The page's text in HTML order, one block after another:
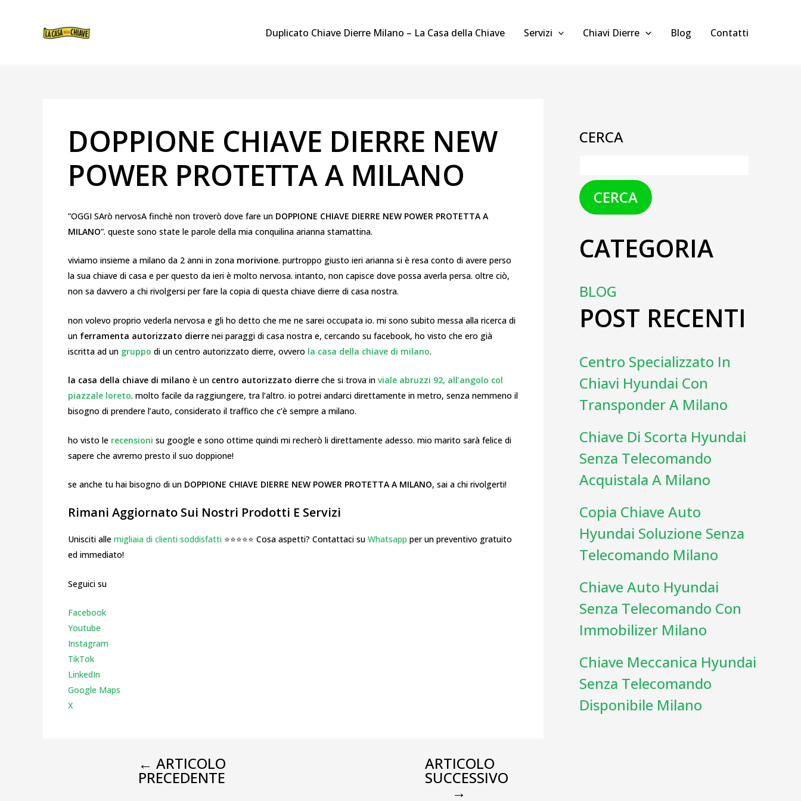
CONTENUTO
Duplicato Chiave Dierre Milano – La Casa della Chiave Servizi Chiavi Dierre Blog Contatti
DOPPIONE CHIAVE DIERRE NEW
POWER PROTETTA A MILANO
”OGGI SArò nervosA finchè non troverò dove fare un DOPPIONE CHIAVE DIERRE NEW POWER PROTETTA A
MILANO”. queste sono state le parole della mia conquilina arianna stamattina.
viviamo insieme a milano da 2 anni in zona morivione. purtroppo giusto ieri arianna si è resa conto di avere perso
la sua chiave di casa e per questo da ieri è molto nervosa. intanto, non capisce dove possa averla persa. oltre ciò,
non sa davvero a chi rivolgersi per fare la copia di questa chiave dierre di casa nostra.
non volevo proprio vederla nervosa e gli ho detto che me ne sarei occupata io. mi sono subito messa alla ricerca di
un ferramenta autorizzato dierre nei paraggi di casa nostra e, cercando su facebook, ho visto che ero già
iscritta ad un gruppo di un centro autorizzato dierre, ovvero la casa della chiave di milano.
la casa della chiave di milano è un centro autorizzato dierre che si trova in viale abruzzi 92, all’angolo col
piazzale loreto. molto facile da raggiungere, tra l’altro. io potrei andarci direttamente in metro, senza nemmeno il
bisogno di prendere l’auto, considerato il traffico che c’è sempre a milano.
ho visto le recensioni su google e sono ottime quindi mi recherò li direttamente adesso. mio marito sarà felice di
sapere che avremo presto il suo doppione!
se anche tu hai bisogno di un DOPPIONE CHIAVE DIERRE NEW POWER PROTETTA A MILANO, sai a chi rivolgerti!
Rimani Aggiornato Sui Nostri Prodotti E Servizi
Unisciti alle migliaia di clienti soddisfatti ⭐⭐⭐⭐⭐ Cosa aspetti? Contattaci su Whatsapp per un preventivo gratuito
ed immediato!
Seguici su
Facebook
Youtube
Instagram
TikTok
LinkedIn
Google Maps
X
← ARTICOLO
PRECEDENTE
ARTICOLO
SUCCESSIVO
→
CERCA
CERCA
CATEGORIA
BLOG
POST RECENTI
Centro Specializzato In
Chiavi Hyundai Con
Transponder A Milano
Chiave Di Scorta Hyundai
Senza Telecomando
Acquistala A Milano
Copia Chiave Auto
Hyundai Soluzione Senza
Telecomando Milano
Chiave Auto Hyundai
Senza Telecomando Con
Immobilizer Milano
Chiave Meccanica Hyundai
Senza Telecomando
Disponibile Milano